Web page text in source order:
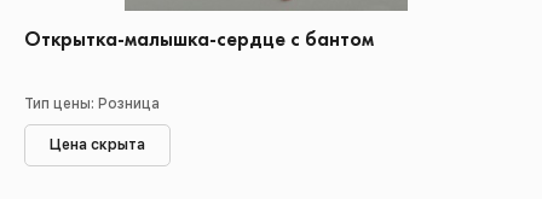
Открытка-малышка-сердце с бантом
Тип цены: Розница
Цена скрыта